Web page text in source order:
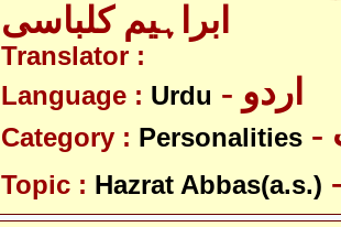
ابراہیم کلباسی
Translator :
Language : Urdu - اردو
Category : Personalities
Topic : Hazrat Abbas(a.s.)